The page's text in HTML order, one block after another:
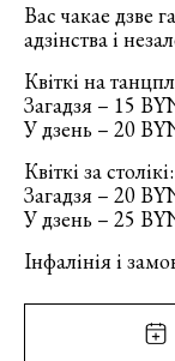
Вас чакае дзве
адзінства і
Квіткі на
Загадзя – 15
У дзень – 20
Квіткі за столікі:
Загадзя – 20
У дзень – 25
Інфалінія і